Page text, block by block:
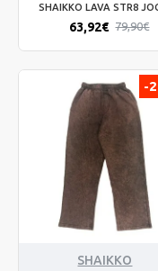
SHAIKKO LAVA STR8
63,92€ 79,90€
-
SHAIKKO